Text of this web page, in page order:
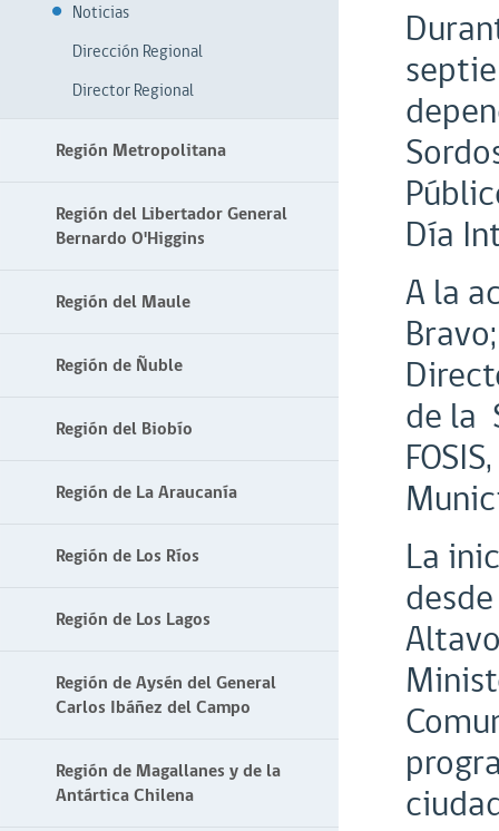
Noticias
Dirección Regional
Director Regional
Región Metropolitana
Región del Libertador General
Bernardo O'Higgins
Región del Maule
Región de Ñuble
Región del Biobío
Región de La Araucanía
Región de Los Ríos
Región de Los Lagos
Región de Aysén del General
Carlos Ibáñez del Campo
Región de Magallanes y de la
Antártica Chilena
Día
A la
de la
La